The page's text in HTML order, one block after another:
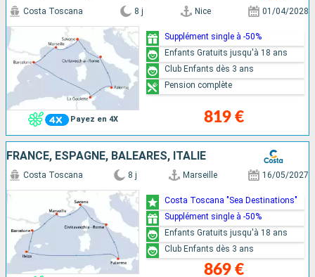
Payez en 4X
Costa Toscana 8 j Nice 01/04/2028
819 €
Supplément single à -50%
Enfants Gratuits jusqu'à 18 ans
Club Enfants dès 3 ans
Pension complète
FRANCE, ESPAGNE, BALÉARES, ITALIE
Costa Toscana 8 j Marseille 16/05/2027
869 €
Costa Toscana "Sea Destinations"
Supplément single à -50%
Enfants Gratuits jusqu'à 18 ans
Club Enfants dès 3 ans